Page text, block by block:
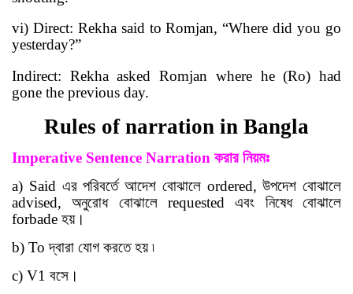
vi) Direct: Rekha said to Romjan, “Where did you go
yesterday?”
Indirect: Rekha asked Romjan where he (Ro) had
gone the previous day.
Rules of narration in Bangla
Imperative Sentence Narration করার নিয়মঃ
a) Said এর পরিবর্তে আদেশ বোঝালে ordered, উপদেশ বোঝালে
advised,
অনুরোধ বোঝালেrequested
এবং নিষেধ বোঝালে
forbade হয়।
b) To দ্বারা যোগ করতে হয় ৷
c) V1 বসে ।